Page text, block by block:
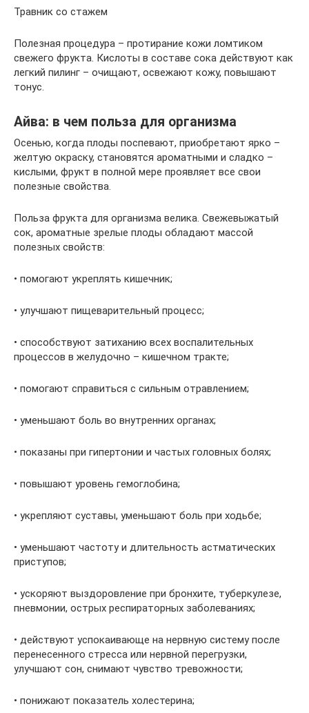
Травник со стажем
Полезная процедура – протирание кожи ломтиком
свежего фрукта. Кислоты в составе сока действуют как
легкий пилинг – очищают, освежают кожу, повышают
тонус.
Айва: в чем польза для организма
Осенью, когда плоды поспевают, приобретают ярко –
желтую окраску, становятся ароматными и сладко –
кислыми, фрукт в полной мере проявляет все свои
полезные свойства.
Польза фрукта для организма велика. Свежевыжатый
сок, ароматные зрелые плоды обладают массой
полезных свойств:
• помогают укреплять кишечник;
• улучшают пищеварительный процесс;
• способствуют затиханию всех воспалительных
процессов в желудочно – кишечном тракте;
• помогают справиться с сильным отравлением;
• уменьшают боль во внутренних органах;
• показаны при гипертонии и частых головных болях;
• повышают уровень гемоглобина;
• укрепляют суставы, уменьшают боль при ходьбе;
• уменьшают частоту и длительность астматических
приступов;
• ускоряют выздоровление при бронхите, туберкулезе,
пневмонии, острых респираторных заболеваниях;
• действуют успокаивающе на нервную систему после
перенесенного стресса или нервной перегрузки,
улучшают сон, снимают чувство тревожности;
• понижают показатель холестерина;